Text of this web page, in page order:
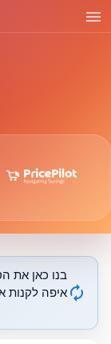
menu
autorenew
בנו כאן את
איפה לקנות